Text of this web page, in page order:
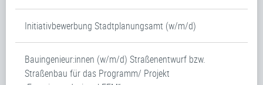
Initiativbewerbung Stadtplanungsamt (w/m/d)
Bauingenieur:innen (w/m/d) Straßenentwurf bzw.
Straßenbau für das Programm/ Projekt